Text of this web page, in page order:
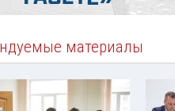
материалы